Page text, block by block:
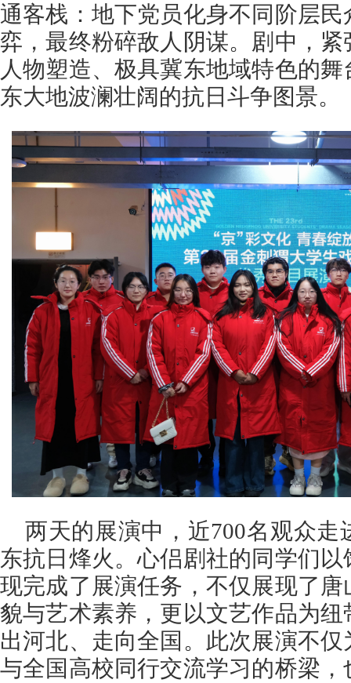
通客栈：地下党员化身不同阶层
弈，最终粉碎敌人阴谋。剧中，
人物塑造、极具冀东地域特色的
东大地波澜壮阔的抗日斗争图景。
两天的展演中，近700名观众走
东抗日烽火。心侣剧社的同学们
现完成了展演任务，不仅展现了
貌与艺术素养，更以文艺作品为
出河北、走向全国。此次展演不
与全国高校同行交流学习的桥梁